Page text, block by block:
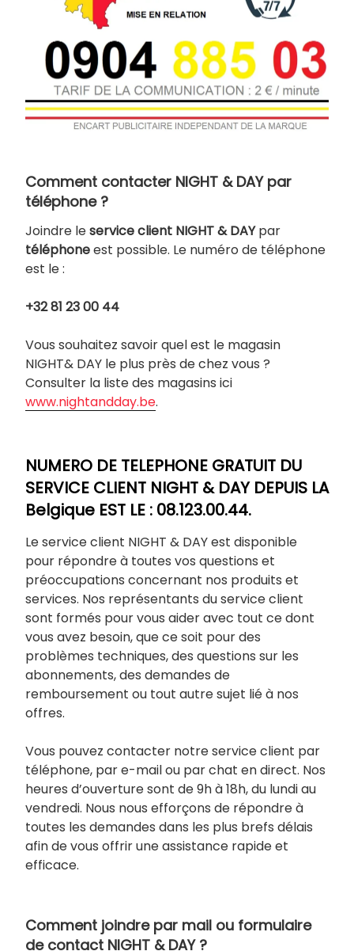
Comment contacter NIGHT & DAY par
téléphone ?
Joindre leservice client NIGHT & DAYpar
téléphoneest possible. Le numéro de téléphone
est le :
+32 81 23 00 44
Vous souhaitez savoir quel est le magasin
NIGHT& DAY le plus près de chez vous ?
Consulter la liste des magasins ici
www.nightandday.be.
NUMERO DE TELEPHONE GRATUIT DU
SERVICE CLIENT NIGHT & DAY DEPUIS LA
Belgique EST LE : 08.123.00.44.
Le service client NIGHT & DAY est disponible
pour répondre à toutes vos questions et
préoccupations concernant nos produits et
services. Nos représentants du service client
sont formés pour vous aider avec tout ce dont
vous avez besoin, que ce soit pour des
problèmes techniques, des questions sur les
abonnements, des demandes de
remboursement ou tout autre sujet lié à nos
offres.
Vous pouvez contacter notre service client par
téléphone, par e-mail ou par chat en direct. Nos
heures d’ouverture sont de 9h à 18h, du lundi au
vendredi. Nous nous efforçons de répondre à
toutes les demandes dans les plus brefs délais
afin de vous offrir une assistance rapide et
efficace.
Comment joindre par mail ou formulaire
de contact NIGHT & DAY ?